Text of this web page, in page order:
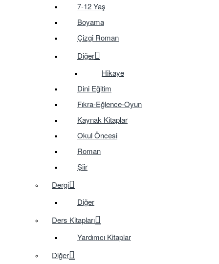
7-12 Yaş
Boyama
Çizgi Roman
Diğer
Hikaye
Dini Eğitim
Fıkra-Eğlence-Oyun
Kaynak Kitaplar
Okul Öncesi
Roman
Şiir
Dergi
Diğer
Ders Kitapları
Yardımcı Kitaplar
Diğer